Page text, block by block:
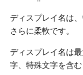
ディスプレイ名は
さらに柔軟です。
ディスプレイ名は
字、特殊文字を含